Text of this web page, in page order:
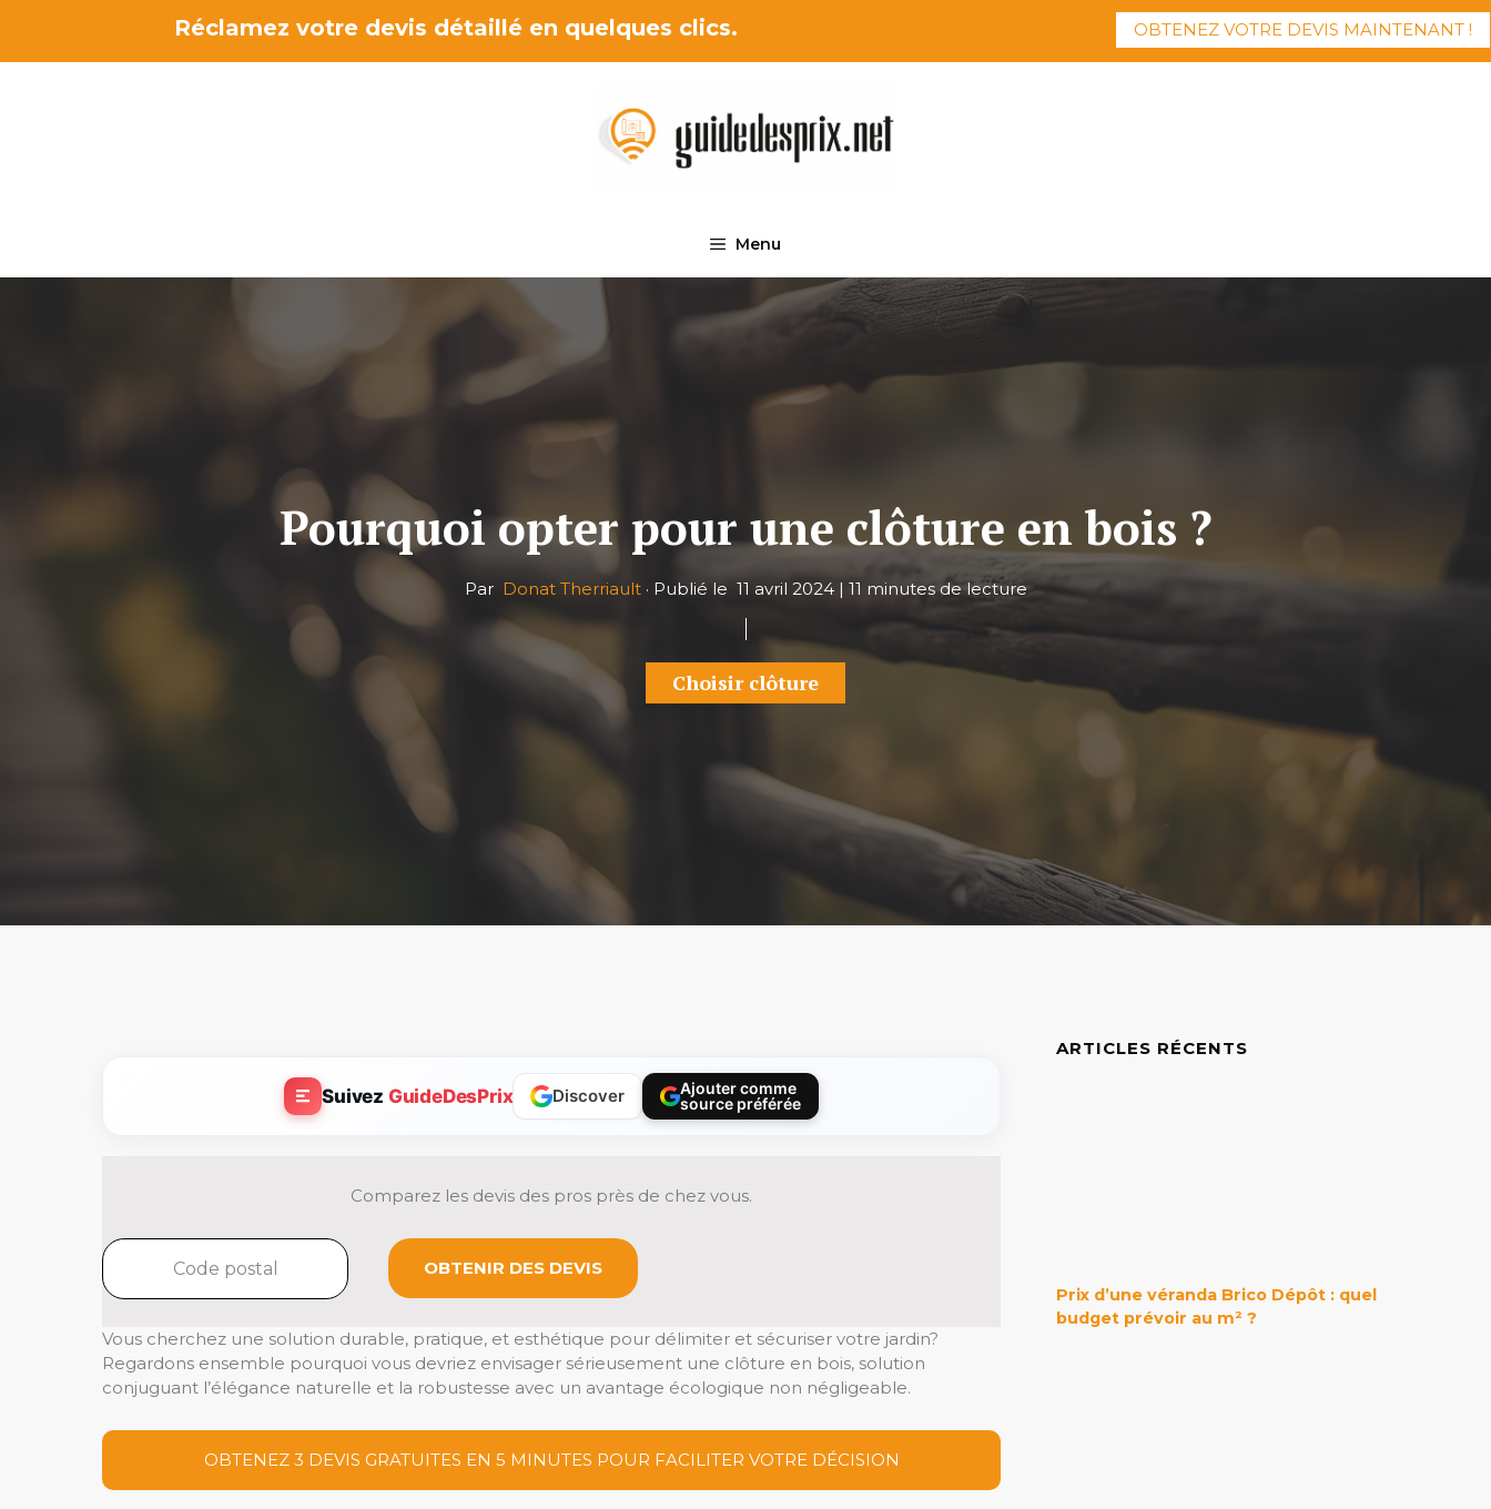
contenu
Réclamez votre devis détaillé en quelques clics. OBTENEZ VOTRE DEVIS MAINTENANT !
Menu
Pourquoi opter pour une clôture en bois ?
Par Donat Therriault · Publié le 11 avril 2024 | 11 minutes de lecture
Choisir clôture
Suivez GuideDesPrix Discover
Ajouter comme
source préférée
Comparez les devis des pros près de chez vous.
OBTENIR DES DEVIS
Vous cherchez une solution durable, pratique, et esthétique pour délimiter et sécuriser votre jardin?
Regardons ensemble pourquoi vous devriez envisager sérieusement une clôture en bois, solution
conjuguant l’élégance naturelle et la robustesse avec un avantage écologique non négligeable.
OBTENEZ 3 DEVIS GRATUITES EN 5 MINUTES POUR FACILITER VOTRE DÉCISION
ARTICLES RÉCENTS
Prix d’une véranda Brico Dépôt : quel
budget prévoir au m² ?